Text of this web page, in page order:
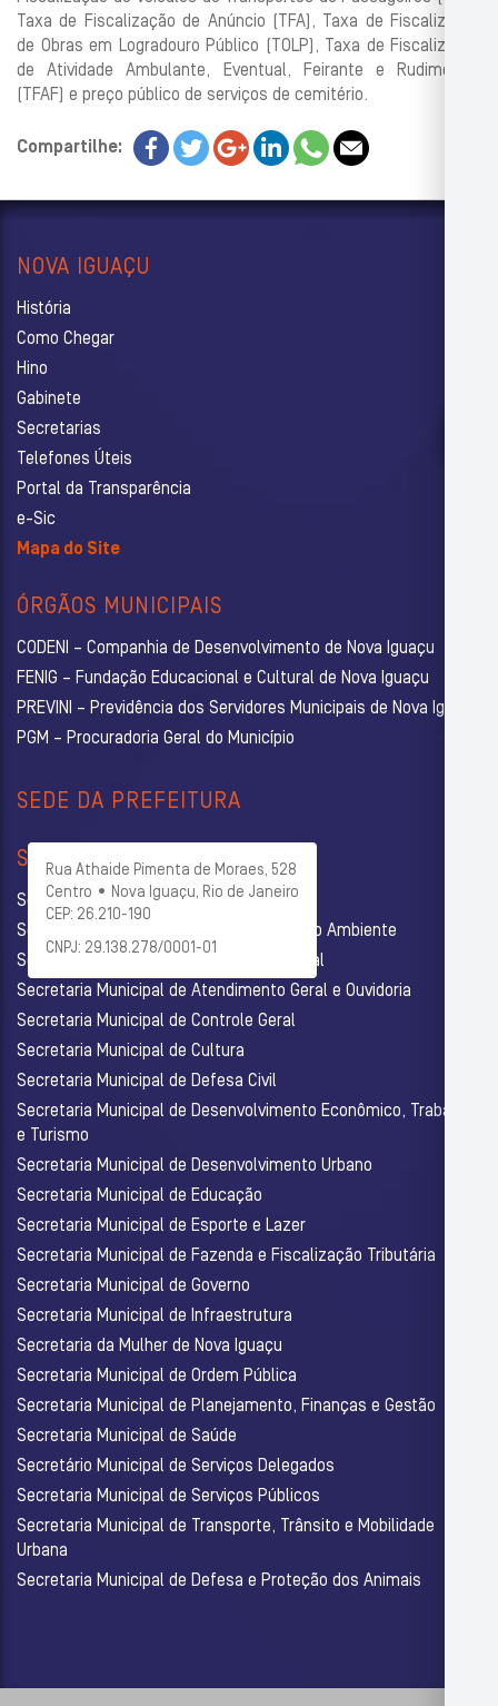
Taxa de Fiscalização de Anúncio (TFA), Taxa de Fiscalização
de Obras em Logradouro Público (TOLP), Taxa de Fiscalização
de Atividade Ambulante, Eventual, Feirante e Rudimentar
(TFAF) e preço público de serviços de cemitério.
Compartilhe:
NOVA IGUAÇU
História
Como Chegar
Hino
Gabinete
Secretarias
Telefones Úteis
Portal da Transparência
e-Sic
Mapa do Site
ÓRGÃOS MUNICIPAIS
CODENI – Companhia de Desenvolvimento de Nova Iguaçu
FENIG – Fundação Educacional e Cultural de Nova Iguaçu
PREVINI – Previdência dos Servidores Municipais de Nova Iguaçu
PGM – Procuradoria Geral do Município
SEDE DA PREFEITURA
Rua Athaide Pimenta de Moraes, 528
Centro • Nova Iguaçu, Rio de Janeiro
CEP: 26.210-190
CNPJ: 29.138.278/0001-01
SECRETARIAS
Secretaria Municipal de Administração
Secretaria Municipal de Agricultura e Meio Ambiente
Secretaria Municipal de Assistência Social
Secretaria Municipal de Atendimento Geral e Ouvidoria
Secretaria Municipal de Controle Geral
Secretaria Municipal de Cultura
Secretaria Municipal de Defesa Civil
Secretaria Municipal de Desenvolvimento Econômico, Trabalho
e Turismo
Secretaria Municipal de Desenvolvimento Urbano
Secretaria Municipal de Educação
Secretaria Municipal de Esporte e Lazer
Secretaria Municipal de Fazenda e Fiscalização Tributária
Secretaria Municipal de Governo
Secretaria Municipal de Infraestrutura
Secretaria da Mulher de Nova Iguaçu
Secretaria Municipal de Ordem Pública
Secretaria Municipal de Planejamento, Finanças e Gestão
Secretaria Municipal de Saúde
Secretário Municipal de Serviços Delegados
Secretaria Municipal de Serviços Públicos
Secretaria Municipal de Transporte, Trânsito e Mobilidade
Urbana
Secretaria Municipal de Defesa e Proteção dos Animais